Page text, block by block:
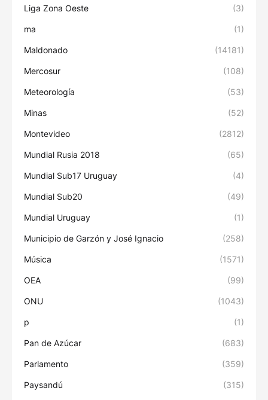
Liga Zona Oeste (3)
ma (1)
Maldonado (14181)
Mercosur (108)
Meteorología (53)
Minas (52)
Montevideo (2812)
Mundial Rusia 2018 (65)
Mundial Sub17 Uruguay (4)
Mundial Sub20 (49)
Mundial Uruguay (1)
Municipio de Garzón y José Ignacio (258)
Música (1571)
OEA (99)
ONU (1043)
p (1)
Pan de Azúcar (683)
Parlamento (359)
Paysandú (315)